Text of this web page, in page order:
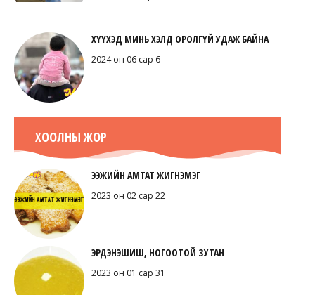
ХҮҮХЭД МИНЬ ХЭЛД ОРОЛГҮЙ УДАЖ БАЙНА
2024 он 06 сар 6
ХООЛНЫ ЖОР
ЭЭЖИЙН АМТАТ ЖИГНЭМЭГ
2023 он 02 сар 22
ЭРДЭНЭШИШ, НОГООТОЙ ЗУТАН
2023 он 01 сар 31